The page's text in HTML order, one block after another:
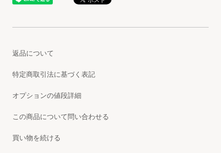
返品について
特定商取引法に基づく表記
オプションの値段詳細
この商品について問い合わせる
買い物を続ける